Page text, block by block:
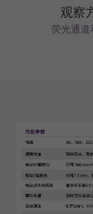
观察
荧光通道